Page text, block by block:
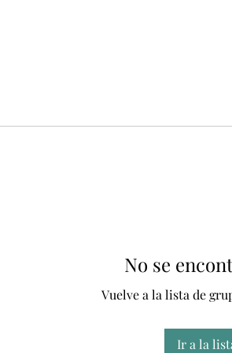
No se
Vuelve a la lista de
Ir a la